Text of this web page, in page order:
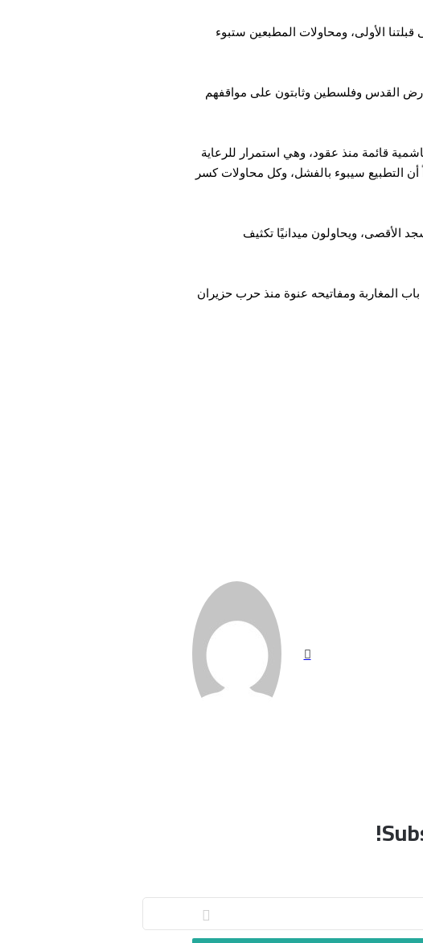
الأولى، ومحاولات المطبعين ستبوء
القدس وفلسطين وثابتون على مواقفهم
قائمة منذ عقود، وهي استمرار للرعاية
التطبيع سيبوء بالفشل، وكل محاولات كسر
الأقصى، ويحاولون ميدانيًا تكثيف
المغاربة ومفاتيحه عنوة منذ حرب حزيران
الويب